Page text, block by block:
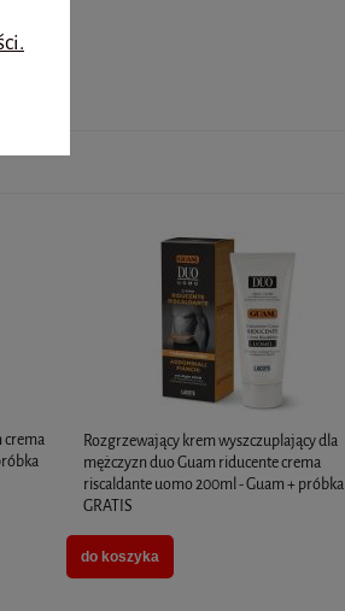
crema
Rozgrzewający krem wyszczuplający dla
mężczyzn duo Guam riducente crema
riscaldante uomo 200ml - Guam + próbka
GRATIS
do koszyka